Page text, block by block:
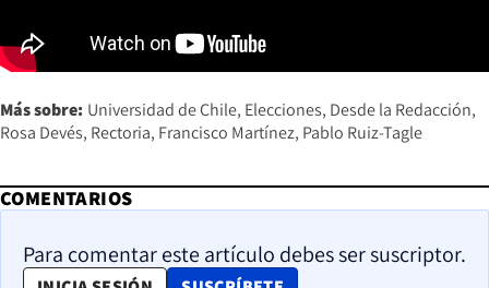
Más sobre: Universidad de Chile Elecciones Desde la Redacción
Rosa Devés Rectoria Francisco Martínez Pablo Ruiz-Tagle
COMENTARIOS
Para comentar este artículo debes ser suscriptor.